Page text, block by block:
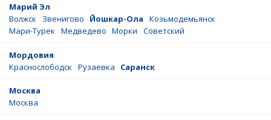
Марий Эл
Волжск
Звенигово Йошкар-Ола
Козьмодемьянск
Мари-Турек
Медведево Морки Советский
Мордовия
Краснослободск
Рузаевка Саранск
Москва
Москва